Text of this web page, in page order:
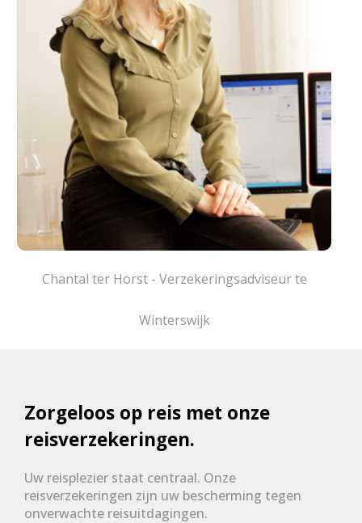
Chantal ter Horst - Verzekeringsadviseur te
Winterswijk
Zorgeloos op reis met onze
reisverzekeringen.
Uw reisplezier staat centraal. Onze
reisverzekeringen zijn uw bescherming tegen
onverwachte reisuitdagingen.